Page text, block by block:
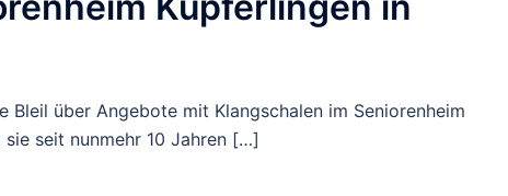
Bleil über Angebote mit Klangschalen im Seniorenheim
sie seit nunmehr 10 Jahren […]